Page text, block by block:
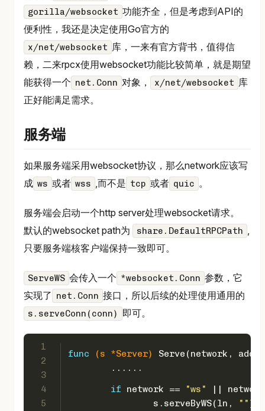
gorilla/websocket 功能齐全，但是考虑到API的
便利性，我还是决定使用Go官方的
x/net/websocket 库，一来有官方背书，值得信
赖，二来rpcx使用websocket功能比较简单，就是期望
能获得一个 net.Conn 对象， x/net/websocket 库
正好能满足需求。
服务端
如果服务端采用websocket协议，那么network应该写
成 ws 或者 wss ,而不是 tcp 或者 quic 。
服务端会启动一个http server处理websocket请求。
默认的websocket path为
share.DefaultRPCPath
只要服务端核客户端保持一致即可。
ServeWS 会传入一个 *websocket.Conn 参数，它
实现了 net.Conn 接口，所以后续的处理使用通用的
s.serveConn(conn) 即可。
1
2
3
4
5
func (s *Server)
Serve(network,
	......
if network == "ws"
||
		s.serveByWS(ln,
"" )